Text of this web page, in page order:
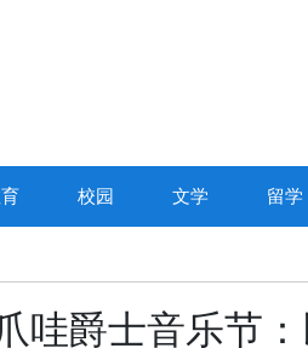
校园 文学 留学
哇爵士音乐节